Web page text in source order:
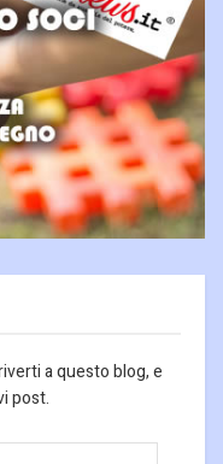
a questo blog, e
post.